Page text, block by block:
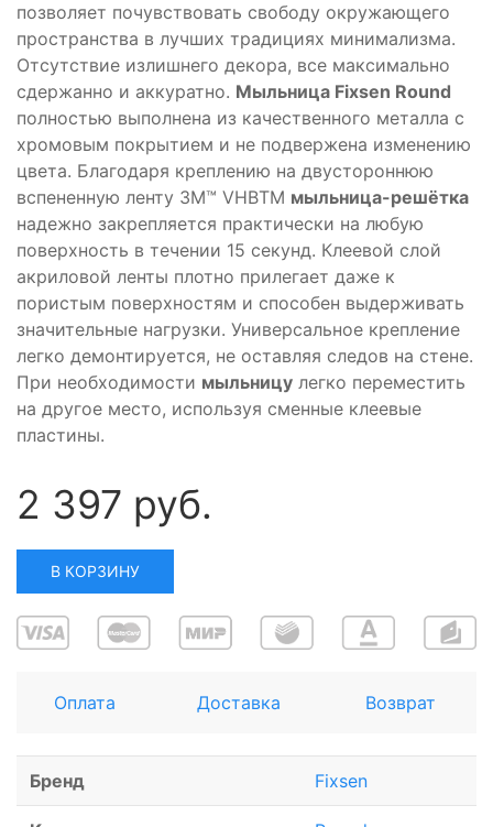
позволяет почувствовать свободу окружающего
пространства в лучших традициях минимализма.
Отсутствие излишнего декора, все максимально
сдержанно и аккуратно. Мыльница Fixsen Round
полностью выполнена из качественного металла с
хромовым покрытием и не подвержена изменению
цвета. Благодаря креплению на двустороннюю
вспененную ленту 3M™ VHBTM мыльница-решётка
надежно закрепляется практически на любую
поверхность в течении 15 секунд. Клеевой слой
акриловой ленты плотно прилегает даже к
пористым поверхностям и способен выдерживать
значительные нагрузки. Универсальное крепление
легко демонтируется, не оставляя следов на стене.
При необходимости мыльницу легко переместить
на другое место, используя сменные клеевые
пластины.
2 397 руб.
В КОРЗИНУ
Оплата Доставка Возврат
Бренд Fixsen